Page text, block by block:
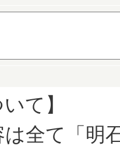
て】
は全て「明